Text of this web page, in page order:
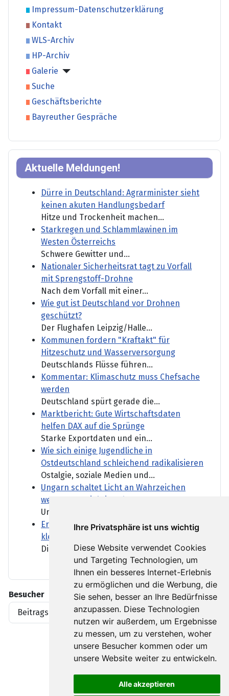
Ihre Privatsphäre ist uns wichtig
Diese Website verwendet Cookies
und Targeting Technologien, um
Ihnen ein besseres Internet-Erlebnis
zu ermöglichen und die Werbung, die
Sie sehen, besser an Ihre Bedürfnisse
anzupassen. Diese Technologien
nutzen wir außerdem, um Ergebnisse
zu messen, um zu verstehen, woher
unsere Besucher kommen oder um
unsere Website weiter zu entwickeln.
Alle akzeptieren
Impressum-Datenschutzerklärung
Kontakt
WLS-Archiv
HP-Archiv
Galerie
Suche
Geschäftsberichte
Bayreuther Gespräche
Aktuelle Meldungen!
Dürre in Deutschland: Agrarminister sieht
keinen akuten Handlungsbedarf
Hitze und Trockenheit machen...
Starkregen und Schlammlawinen im
Westen Österreichs
Schwere Gewitter und...
Nationaler Sicherheitsrat tagt zu Vorfall
mit Sprengstoff-Drohne
Nach dem Vorfall mit einer...
Wie gut ist Deutschland vor Drohnen
geschützt?
Der Flughafen Leipzig/Halle...
Kommunen fordern "Kraftakt" für
Hitzeschutz und Wasserversorgung
Deutschlands Flüsse führen...
Kommentar: Klimaschutz muss Chefsache
werden
Deutschland spürt gerade die...
Marktbericht: Gute Wirtschaftsdaten
helfen DAX auf die Sprünge
Starke Exportdaten und ein...
Wie sich einige Jugendliche in
Ostdeutschland schleichend radikalisieren
Ostalgie, soziale Medien und...
Ungarn schaltet Licht an Wahrzeichen
wegen Energiekrise ab
Ungewohnter Anblick für...
Erneuter Anstieg: Deutsche Exporte
klettern im Juni auf Rekordwert
Die deutschen Exporte nehmen...
Besucher
Beitragsaufrufe
1919396